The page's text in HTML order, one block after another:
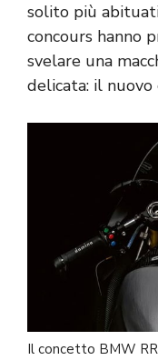
solito più
concours hanno
svelare una
delicata: il nuovo
Il concetto BMW RR